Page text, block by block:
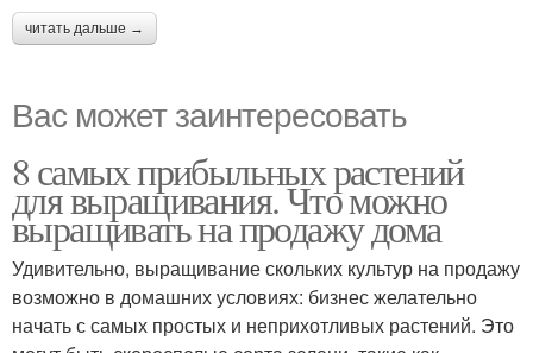
читать дальше →
Вас может заинтересовать
8 самых прибыльных растений
для выращивания. Что можно
выращивать на продажу дома
Удивительно, выращивание скольких культур на продажу
возможно в домашних условиях: бизнес желательно
начать с самых простых и неприхотливых растений. Это